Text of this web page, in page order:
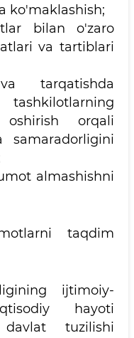
ko'maklashish;
bilan o'zaro
va tartiblari
tarqatishda
tashkilotlarning
oshirish orqali
samaradorligini
almashishni
taqdim
ijtimoiy-
hayoti
tuzilishi